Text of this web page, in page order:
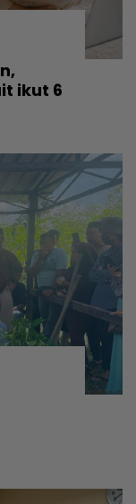
ikut 6